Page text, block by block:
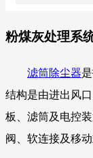
粉煤灰处理系
滤筒除尘器
结构是由进出风
板、滤筒及电控
阀、软连接及移动